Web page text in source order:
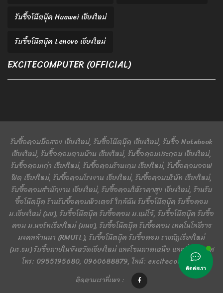
รับซื้อโน๊ตบุ๊ค Huawei เชียงใหม่
รับซื้อโน๊ตบุ๊ค Lenovo เชียงใหม่
EXCITECOMPUTER (OFFICIAL)
รับซื้อคอมมือสอง เชียงใหม่, รับซื้อโน๊ตบุ๊ค เชียงใหม่, รับซื้อ Notebook
เชียงใหม่, รับซื้อคอมตามบ้าน เชียงใหม่, รับซื้อคอมประกอบ เชียงใหม่,
รับซื้อคอมเก่า เชียงใหม่, รับซื้อคอมร้านเกม เชียงใหม่, รับซื้อคอมออฟ
ฟิต เชียงใหม่, รับซื้อคอมโรงงาน เชียงใหม่, รับซื้อคอมบริษัท เชียงใหม่,
รับซื้อคอมสำนักงาน เชียงใหม่, รับซื้อคอมให้ราคาสูง เชียงใหม่, ร้านรับ
ซื้อโน๊ตบุ๊ค ร้านรับซื้อคอมพิวเตอร์ ใกล้ฉัน รับซื้อโน๊ตบุ๊ค รับซื้อคอม
ม.เชียงใหม่ (มช), รับซื้อโน๊ตบุ๊ค รับซื้อคอม ม.แม่โจ้, รับซื้อโน๊ตบุ๊ค รับซื้อ
คอม ม.นอร์ทเชียงใหม่ (มนช), รับซื้อโน๊ตบุ๊ค รับซื้อคอม เทคโนโลยีราช
มงคลล้านนา (RMUTL), รับซื้อโน๊ตบุ๊ค รับซื้อคอม ราชภัฏเชียงใหม่
(มร.ชม) รับซื้อภายในจังหวัดเชียงใหม่ และโซนภาคเหนือ และทั่วประเทศ
โทร: 0955195680, 0960688879, ไลน์: excitecomputer
ติดตามเราที่เพจ :
ติดต่อเรา